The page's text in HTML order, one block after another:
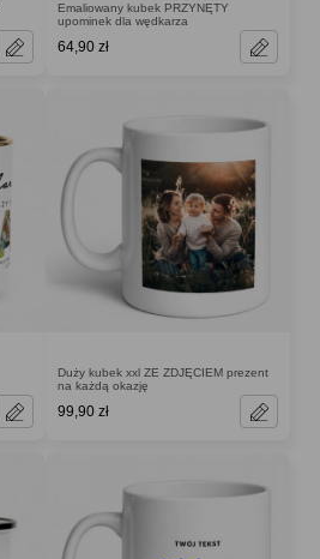
Emaliowany kubek PRZYNĘTY
upominek dla wędkarza
64,90 zł
Duży kubek xxl ZE ZDJĘCIEM prezent
na każdą okazję
99,90 zł